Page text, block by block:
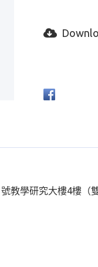
教學研究大樓4樓（